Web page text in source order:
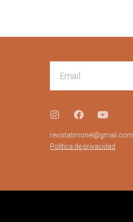
revistatimonel@gmail.com
Política de privacidad